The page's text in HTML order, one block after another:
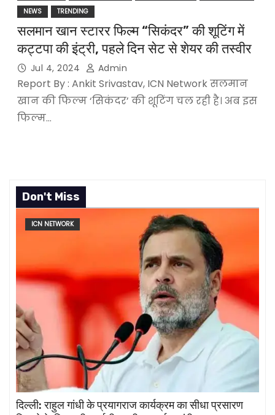
NEWS
TRENDING
सलमान खान स्टारर फिल्म “सिकंदर” की शूटिंग में
कट्टपा की इंट्री, पहले दिन सेट से शेयर की तस्वीर
Jul 4, 2024 Admin
Report By : Ankit Srivastav, ICN Network सलमान
खान की फिल्म ‘सिकंदर’ की शूटिंग चल रही है। अब इस
फिल्म…
Don't Miss
ICN NETWORK
दिल्ली: राहुल गांधी के प्रयागराज कार्यक्रम का सीधा प्रसारण